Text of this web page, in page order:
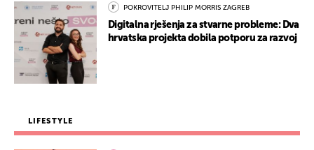
POKROVITELJ PHILIP MORRIS ZAGREB
Digitalna rješenja za stvarne probleme: Dva
hrvatska projekta dobila potporu za razvoj
LIFESTYLE